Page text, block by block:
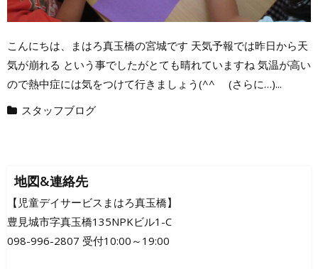
こんにちは、まはろ真玉橋の宮城です 天気予報では昨日から天
気が崩れる という事でしたがとても晴れていますね 気温が高い
ので熱中症には気をつけて行きましょう(^^ゞ (さらに…)...
スタッフブログ
地図&連絡先
【児童デイサービスまはろ真玉橋】
豊見城市字真玉橋135NPKビル1-C
098-996-2807 受付10:00～19:00